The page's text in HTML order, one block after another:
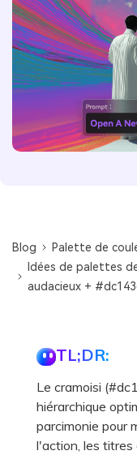
Blog
Palette de
Idées de palettes
audacieux +
TL;DR:
Le cramoisi
hiérarchique
parcimonie pour
l'action, les titres